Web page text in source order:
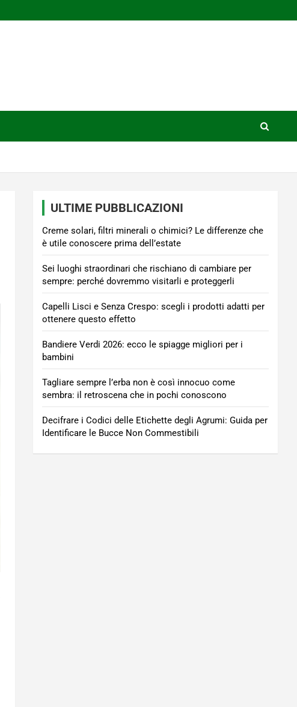
ULTIME PUBBLICAZIONI
Creme solari, filtri minerali o chimici? Le differenze che
è utile conoscere prima dell’estate
Sei luoghi straordinari che rischiano di cambiare per
sempre: perché dovremmo visitarli e proteggerli
Capelli Lisci e Senza Crespo: scegli i prodotti adatti per
ottenere questo effetto
Bandiere Verdi 2026: ecco le spiagge migliori per i
bambini
Tagliare sempre l’erba non è così innocuo come
sembra: il retroscena che in pochi conoscono
Decifrare i Codici delle Etichette degli Agrumi: Guida per
Identificare le Bucce Non Commestibili